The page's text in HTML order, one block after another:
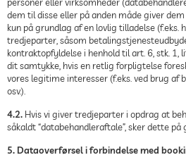
dem til disse eller på anden måde giver
kun på grundlag af en lovlig tilladelse (f.eks.
tredjeparter, såsom
kontraktopfyldelse i henhold til art. 6, stk. 1,
dit samtykke, hvis en retlig forpligtelse
vores legitime interesser (f.eks. ved brug
osv.).
4.2. Hvis vi giver tredjeparter i opdrag at
såkaldt “databehandleraftale”, sker dette på
5. Dataoverførsel i forbindelse med